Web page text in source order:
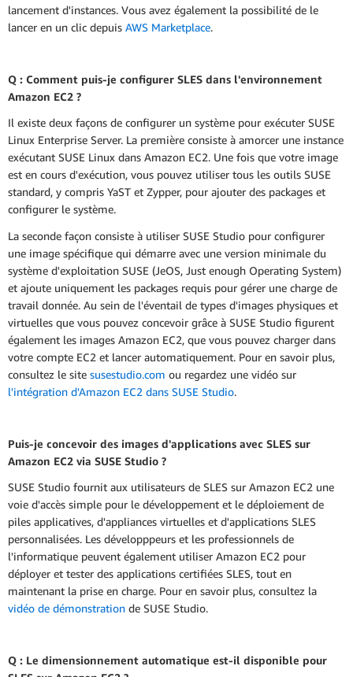
lancement d'instances. Vous avez également la possibilité de le
lancer en un clic depuis AWS Marketplace.
Q : Comment puis-je configurer SLES dans l'environnement
Amazon EC2 ?
Il existe deux façons de configurer un système pour exécuter SUSE
Linux Enterprise Server. La première consiste à amorcer une instance
exécutant SUSE Linux dans Amazon EC2. Une fois que votre image
est en cours d'exécution, vous pouvez utiliser tous les outils SUSE
standard, y compris YaST et Zypper, pour ajouter des packages et
configurer le système.
La seconde façon consiste à utiliser SUSE Studio pour configurer
une image spécifique qui démarre avec une version minimale du
système d'exploitation SUSE (JeOS, Just enough Operating System)
et ajoute uniquement les packages requis pour gérer une charge de
travail donnée. Au sein de l'éventail de types d'images physiques et
virtuelles que vous pouvez concevoir grâce à SUSE Studio figurent
également les images Amazon EC2, que vous pouvez charger dans
votre compte EC2 et lancer automatiquement. Pour en savoir plus,
consultez le site susestudio.com ou regardez une vidéo sur
l'intégration d'Amazon EC2 dans SUSE Studio.
Puis-je concevoir des images d'applications avec SLES sur
Amazon EC2 via SUSE Studio ?
SUSE Studio fournit aux utilisateurs de SLES sur Amazon EC2 une
voie d'accès simple pour le développement et le déploiement de
piles applicatives, d'appliances virtuelles et d'applications SLES
personnalisées. Les développpeurs et les professionnels de
l'informatique peuvent également utiliser Amazon EC2 pour
déployer et tester des applications certifiées SLES, tout en
maintenant la prise en charge. Pour en savoir plus, consultez la
vidéo de démonstration de SUSE Studio.
Q : Le dimensionnement automatique est-il disponible pour